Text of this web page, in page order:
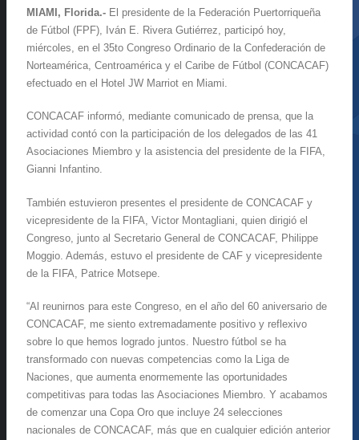
MIAMI, Florida.- El presidente de la Federación Puertorriqueña
de Fútbol (FPF), Iván E. Rivera Gutiérrez, participó hoy,
miércoles, en el 35to Congreso Ordinario de la Confederación de
Norteamérica, Centroamérica y el Caribe de Fútbol (CONCACAF)
efectuado en el Hotel JW Marriot en Miami.
CONCACAF informó, mediante comunicado de prensa, que la
actividad contó con la participación de los delegados de las 41
Asociaciones Miembro y la asistencia del presidente de la FIFA,
Gianni Infantino.
También estuvieron presentes el presidente de CONCACAF y
vicepresidente de la FIFA, Victor Montagliani, quien dirigió el
Congreso, junto al Secretario General de CONCACAF, Philippe
Moggio. Además, estuvo el presidente de CAF y vicepresidente
de la FIFA, Patrice Motsepe.
“Al reunirnos para este Congreso, en el año del 60 aniversario de
CONCACAF, me siento extremadamente positivo y reflexivo
sobre lo que hemos logrado juntos. Nuestro fútbol se ha
transformado con nuevas competencias como la Liga de
Naciones, que aumenta enormemente las oportunidades
competitivas para todas las Asociaciones Miembro. Y acabamos
de comenzar una Copa Oro que incluye 24 selecciones
nacionales de CONCACAF, más que en cualquier edición anterior